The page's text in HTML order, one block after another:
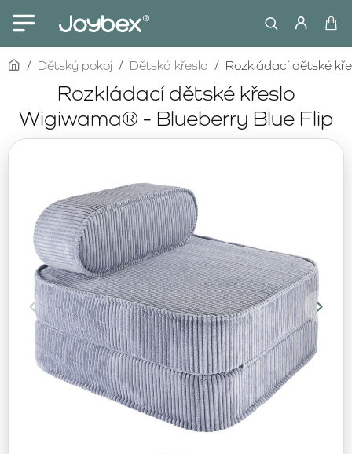
Rozkládací dětské křeslo
Wigiwama® - Blueberry Blue Flip
homeDětský pokoj Dětská křesla Rozkládací dětské